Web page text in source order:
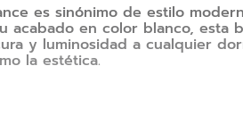
es sinónimo de estilo
acabado en color blanco, esta
y luminosidad a cualquier
la estética.